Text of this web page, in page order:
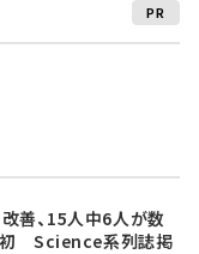
PR
善、15人中6人が数
Science系列誌掲